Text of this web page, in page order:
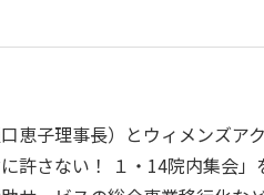
恵子理事長）とウィメンズ
許さない！ １・14院内集会